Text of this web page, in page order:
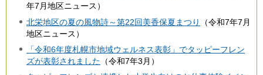
年7月地区ニュース）
北栄地区の夏の風物詩～第22回美香保夏まつり
（令和7年7月
地区ニュース）
「令和6年度札幌市地域ウェルネス表彰」でタッピーフレン
ズが表彰されました （令和7年3月）